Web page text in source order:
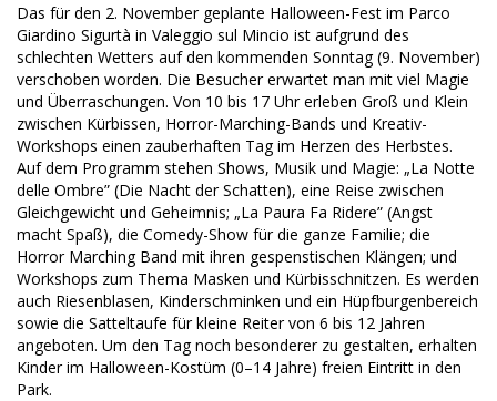
Das für den 2. November geplante Halloween-Fest im Parco
Giardino Sigurtà in Valeggio sul Mincio ist aufgrund des
schlechten Wetters auf den kommenden Sonntag (9. November)
verschoben worden. Die Besucher erwartet man mit viel Magie
und Überraschungen. Von 10 bis 17 Uhr erleben Groß und Klein
zwischen Kürbissen, Horror-Marching-Bands und Kreativ-
Workshops einen zauberhaften Tag im Herzen des Herbstes.
Auf dem Programm stehen Shows, Musik und Magie: „La Notte
delle Ombre” (Die Nacht der Schatten), eine Reise zwischen
Gleichgewicht und Geheimnis; „La Paura Fa Ridere” (Angst
macht Spaß), die Comedy-Show für die ganze Familie; die
Horror Marching Band mit ihren gespenstischen Klängen; und
Workshops zum Thema Masken und Kürbisschnitzen. Es werden
auch Riesenblasen, Kinderschminken und ein Hüpfburgenbereich
sowie die Satteltaufe für kleine Reiter von 6 bis 12 Jahren
angeboten. Um den Tag noch besonderer zu gestalten, erhalten
Kinder im Halloween-Kostüm (0–14 Jahre) freien Eintritt in den
Park.